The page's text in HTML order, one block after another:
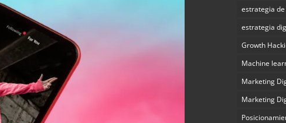
estrategia
estrategia
Growth
Machine
Marketing
Marketing